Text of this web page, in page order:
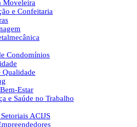
Moveleira
e Confeitaria
Condomínios
Qualidade
Estar
e Saúde no Trabalho
ACIJS